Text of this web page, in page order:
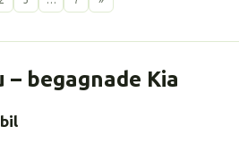
begagnade Kia